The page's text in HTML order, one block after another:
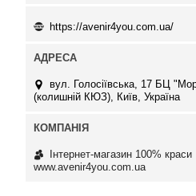
https://avenir4you.com.ua/
вул. Голосіївська, 17 БЦ
(колишній КЮЗ), Київ, Україна
Інтернет-магазин 100% краси
www.avenir4you.com.ua